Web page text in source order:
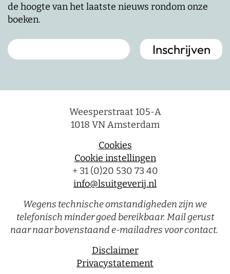
de hoogte van het laatste nieuws rondom onze
boeken.
Weesperstraat 105-A
1018 VN Amsterdam
Cookies
Cookie instellingen
+ 31 (0)20 530 73 40
info@lsuitgeverij.nl
Wegens technische omstandigheden zijn we
telefonisch minder goed bereikbaar. Mail gerust
naar naar bovenstaand e-mailadres voor contact.
Disclaimer
Privacystatement